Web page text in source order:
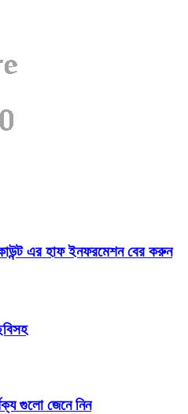
এর হাফ ইনফরমেশন বের করুন
গুলো জেনে নিন